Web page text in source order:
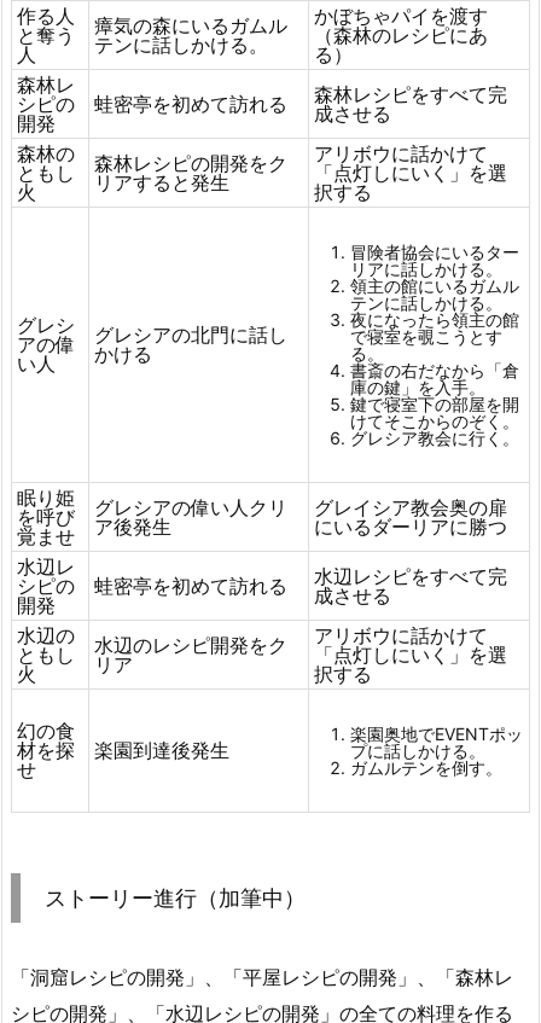
作る人
と奪う
人
瘴気の森にいるガムル
テンに話しかける。
かぼちゃパイを渡す
（森林のレシピにあ
る）
森林レ
シピの
開発
蛙密亭を初めて訪れる
森林レシピをすべて完
成させる
森林の
ともし
火
森林レシピの開発をク
リアすると発生
アリボウに話かけて
「点灯しにいく」を選
択する
グレシ
アの偉
い人
グレシアの北門に話し
かける
冒険者協会にいるター
リアに話しかける。
領主の館にいるガムル
テンに話しかける。
夜になったら領主の館
で寝室を覗こうとす
る。
書斎の右だなから「倉
庫の鍵」を入手。
鍵で寝室下の部屋を開
けてそこからのぞく。
グレシア教会に行く。
眠り姫
を呼び
覚ませ
グレシアの偉い人クリ
ア後発生
グレイシア教会奥の扉
にいるダーリアに勝つ
水辺レ
シピの
開発
蛙密亭を初めて訪れる
水辺レシピをすべて完
成させる
水辺の
ともし
火
水辺のレシピ開発をク
リア
アリボウに話かけて
「点灯しにいく」を選
択する
幻の食
材を探
せ
楽園到達後発生
楽園奥地でEVENTポッ
プに話しかける。
ガムルテンを倒す。
ストーリー進行（加筆中）
「洞窟レシピの開発」、「平屋レシピの開発」、「森林レ
シピの開発」、「水辺レシピの開発」の全ての料理を作る